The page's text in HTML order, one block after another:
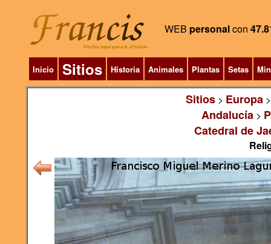
WEB personalcon
Inicio Sitios Historia Animales Plantas Setas
Sitios> Europa
Andalucía >
Catedral de